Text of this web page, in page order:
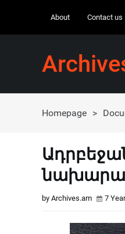
About Contact us
Homepage >
by Archives.am 7